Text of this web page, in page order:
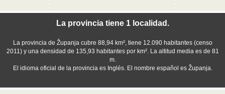
La provincia tiene 1 localidad.
La provincia de Županja cubre 88,94 km², tiene 12.090 habitantes (censo
2011) y una densidad de 135,93 habitantes por km². La altitud media es de 81
m.
El idioma oficial de la provincia es Inglés. El nombre español es Županja.